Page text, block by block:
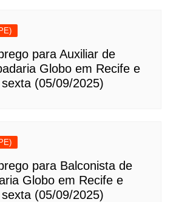
para Auxiliar de
Globo em Recife e
(05/09/2025)
para Balconista de
Globo em Recife e
(05/09/2025)